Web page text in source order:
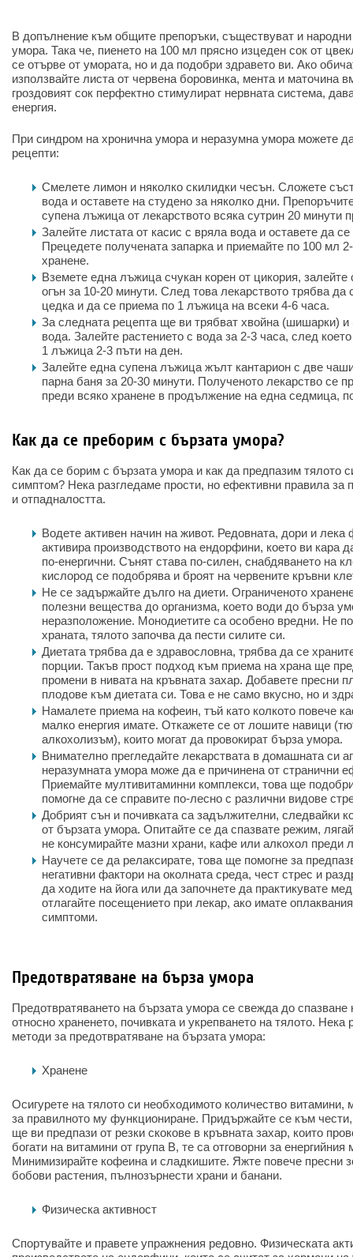
В допълнение към общите препоръки, съществуват и
умора. Така че, пиенето на 100 мл прясно изцеден сок от
се отърве от умората, но и да подобри здравето ви. Ако
използвайте листа от червена боровинка, мента и маточина
гроздовият сок перфектно стимулират нервната система,
енергия.
При синдром на хронична умора и неразумна умора можете
рецепти:
Смелете лимон и няколко скилидки чесън. Сложете
вода и оставете на студено за няколко дни.
супена лъжица от лекарството всяка сутрин 20 минути
Залейте листата от касис с вряла вода и оставете да
Прецедете получената запарка и приемайте по 100 мл
хранене.
Вземете една лъжица счукан корен от цикория,
огън за 10-20 минути. След това лекарството трябва да
цедка и да се приема по 1 лъжица на всеки 4-6 часа.
За следната рецепта ще ви трябват хвойна (шишарки) и
вода. Залейте растението с вода за 2-3 часа, след
1 лъжица 2-3 пъти на ден.
Залейте една супена лъжица жълт кантарион с две
парна баня за 20-30 минути. Полученото лекарство се
преди всяко хранене в продължение на една седмица,
Как да се преборим с бързата умора?
Как да се борим с бързата умора и как да предпазим тялото
симптом? Нека разгледаме прости, но ефективни правила за
и отпадналостта.
Водете активен начин на живот. Редовната, дори и лека
активира производството на ендорфини, което ви кара
по-енергични. Сънят става по-силен, снабдяването на
кислород се подобрява и броят на червените кръвни
Не се задържайте дълго на диети. Ограниченото
полезни вещества до организма, което води до бърза
неразположение. Монодиетите са особено вредни. Не
храната, тялото започва да пести силите си.
Диетата трябва да е здравословна, трябва да се
порции. Такъв прост подход към приема на храна ще
промени в нивата на кръвната захар. Добавете пресни
плодове към диетата си. Това е не само вкусно, но и
Намалете приема на кофеин, тъй като колкото повече
малко енергия имате. Откажете се от лошите навици
алкохолизъм), които могат да провокират бърза умора.
Внимателно прегледайте лекарствата в домашната си
неразумната умора може да е причинена от странични
Приемайте мултивитаминни комплекси, това ще
помогне да се справите по-лесно с различни видове
Добрият сън и почивката са задължителни, следвайки
от бързата умора. Опитайте се да спазвате режим,
не консумирайте мазни храни, кафе или алкохол преди
Научете се да релаксирате, това ще помогне за
негативни фактори на околната среда, чест стрес и
да ходите на йога или да започнете да практикувате
отлагайте посещението при лекар, ако имате
симптоми.
Предотвратяване на бърза умора
Предотвратяването на бързата умора се свежда до спазване
относно храненето, почивката и укрепването на тялото. Нека
методи за предотвратяване на бързата умора:
Хранене
Осигурете на тялото си необходимото количество витамини,
за правилното му функциониране. Придържайте се към
ще ви предпази от резки скокове в кръвната захар, които
богати на витамини от група В, те са отговорни за
Минимизирайте кофеина и сладкишите. Яжте повече пресни
бобови растения, пълнозърнести храни и банани.
Физическа активност
Спортувайте и правете упражнения редовно. Физическата